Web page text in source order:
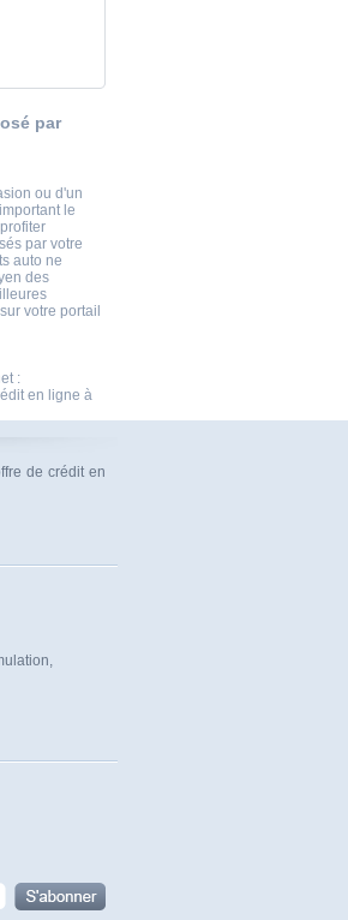
par
ou d'un
le
par votre
auto ne
des
votre portail
:
en ligne à
de crédit en